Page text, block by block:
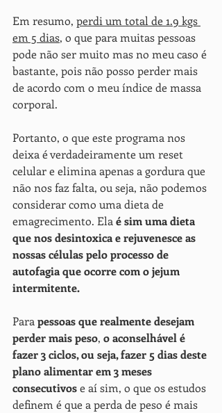
Em resumo, perdi um total de 1.9 kgs
em 5 dias, o que para muitas pessoas
pode não ser muito mas no meu caso é
bastante, pois não posso perder mais
de acordo com o meu índice de massa
corporal.
Portanto, o que este programa nos
deixa é verdadeiramente um reset
celular e elimina apenas a gordura que
não nos faz falta, ou seja, não podemos
considerar como uma dieta de
emagrecimento. Ela é sim uma dieta
que nos desintoxica e rejuvenesce as
nossas células pelo processo de
autofagia que ocorre com o jejum
intermitente.
Para pessoas que realmente desejam
perder mais peso, o aconselhável é
fazer 3 ciclos, ou seja, fazer 5 dias deste
plano alimentar em 3 meses
consecutivos e aí sim, o que os estudos
definem é que a perda de peso é mais